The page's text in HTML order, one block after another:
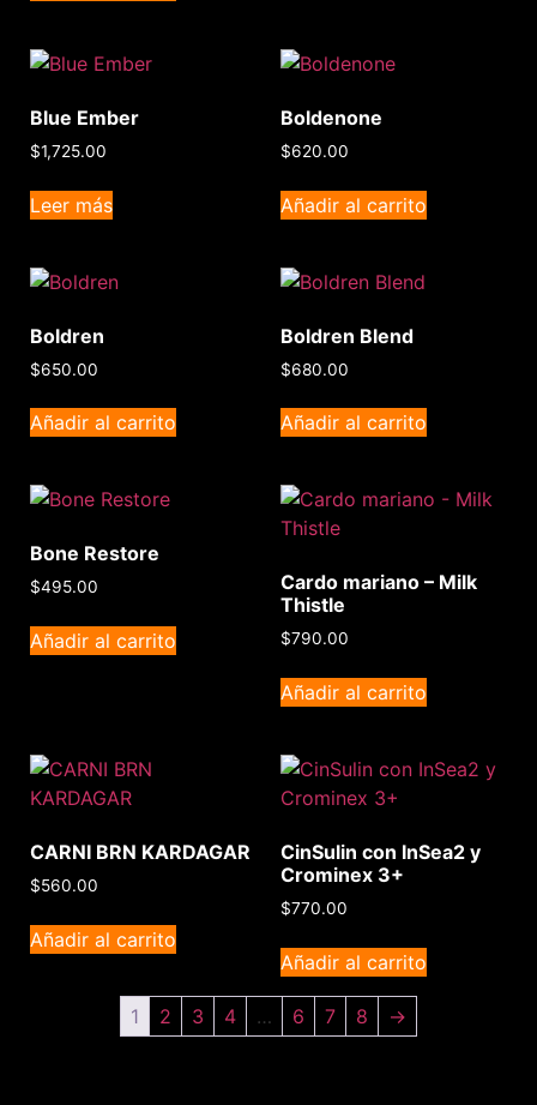
Blue Ember
$1,725.00
Leer más
Boldenone
$620.00
Añadir al carrito
Boldren
$650.00
Añadir al carrito
Boldren Blend
$680.00
Añadir al carrito
Bone Restore
$495.00
Añadir al carrito
Cardo mariano – Milk
Thistle
$790.00
Añadir al carrito
CARNI BRN KARDAGAR
$560.00
Añadir al carrito
CinSulin con InSea2 y
Crominex 3+
$770.00
Añadir al carrito
1 2 3 4 … 6 7 8 →